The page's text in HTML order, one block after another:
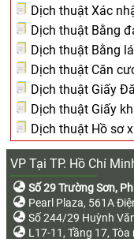
Dịch thuật Xác
Dịch thuật Bằng
Dịch thuật Bằng
Dịch thuật Căn
Dịch thuật Giấy
Dịch thuật Giấy
Dịch thuật Hồ sơ
VP Tại TP. Hồ Chí
Số 29 Trường Sơn,
Pearl Plaza, 561A
Số 244/29 Huỳnh
L17-11, Tầng 17,